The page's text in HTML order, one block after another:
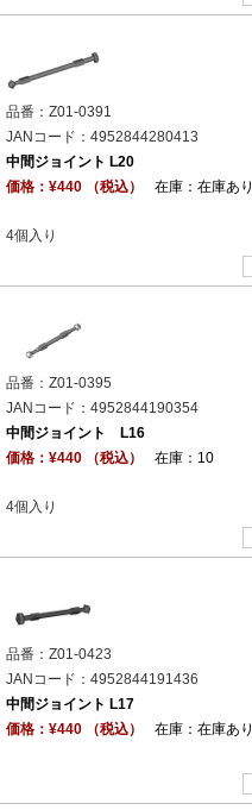
品番：Z01-0391
JANコード：4952844280413
中間ジョイント L20
価格：¥440 （税込）
在庫：在庫あり
4個入り
品番：Z01-0395
JANコード：4952844190354
中間ジョイント L16
価格：¥440 （税込）
在庫：10
4個入り
品番：Z01-0423
JANコード：4952844191436
中間ジョイント L17
価格：¥440 （税込）
在庫：在庫あり